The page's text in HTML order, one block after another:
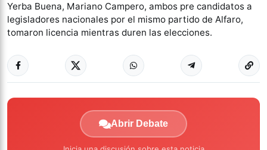
Yerba Buena, Mariano Campero, ambos pre candidatos a
legisladores nacionales por el mismo partido de Alfaro,
tomaron licencia mientras duren las elecciones.
Abrir Debate